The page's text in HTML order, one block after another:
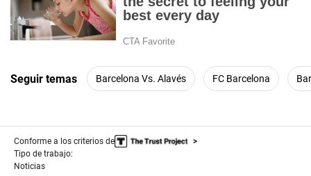
Seguir temas Barcelona Vs. Alavés FC Barcelona
Conforme a los criterios de
Tipo de trabajo:
Noticias